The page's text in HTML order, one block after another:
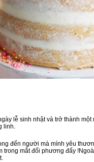
lễ sinh nhật và trở thành
linh.
đến người mà mình yêu
mắt đối phương đấy